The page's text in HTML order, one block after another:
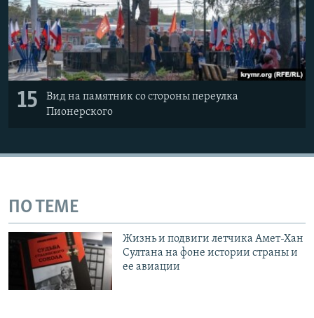
15
Вид на памятник со стороны переулка
Пионерского
ПО ТЕМЕ
Жизнь и подвиги летчика Амет-Хан
Султана на фоне истории страны и
ее авиации